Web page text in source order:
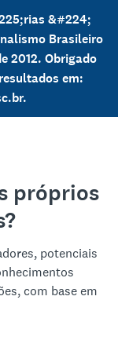
&#224;
Brasileiro
2012. Obrigado
em:
próprios
potenciais
com base em